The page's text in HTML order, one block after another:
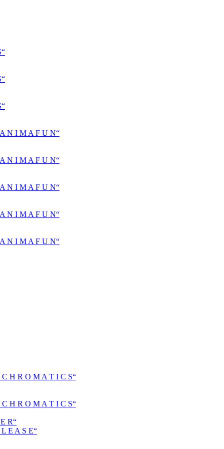
N I M A F U N“
N I M A F U N“
N I M A F U N“
N I M A F U N“
N I M A F U N“
H R O M A T I C S“
H R O M A T I C S“
R“
E A S E“